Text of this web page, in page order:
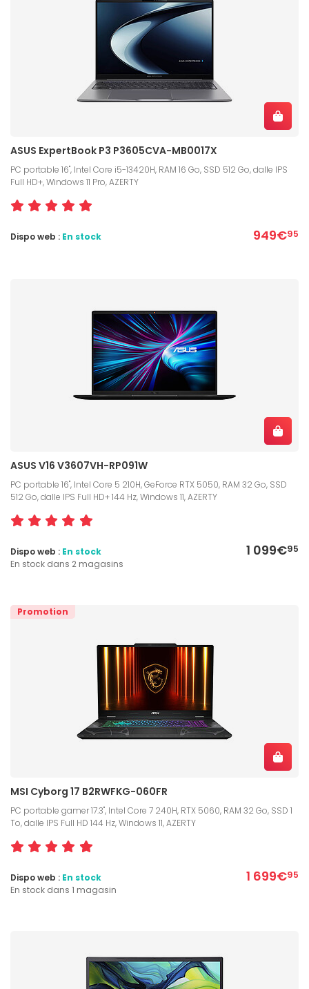
ASUS ExpertBook P3 P3605CVA-MB0017X
PC portable 16", Intel Core i5-13420H, RAM 16 Go, SSD 512 Go, dalle IPS
Full HD+, Windows 11 Pro, AZERTY
949€95
Dispo web : En stock
ASUS V16 V3607VH-RP091W
PC portable 16", Intel Core 5 210H, GeForce RTX 5050, RAM 32 Go, SSD
512 Go, dalle IPS Full HD+ 144 Hz, Windows 11, AZERTY
1 099€95
Dispo web : En stock
En stock dans 2 magasins
Promotion
MSI Cyborg 17 B2RWFKG-060FR
PC portable gamer 17.3", Intel Core 7 240H, RTX 5060, RAM 32 Go, SSD 1
To, dalle IPS Full HD 144 Hz, Windows 11, AZERTY
1 699€95
Dispo web : En stock
En stock dans 1 magasin